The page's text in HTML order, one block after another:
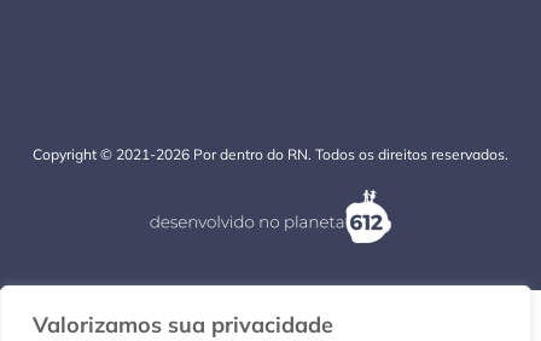
Valorizamos sua privacidade
Copyright © 2021-2026 Por dentro do RN. Todos os direitos reservados.